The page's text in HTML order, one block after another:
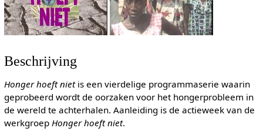
Beschrijving
Honger hoeft nietis een vierdelige programmaserie waarin
geprobeerd wordt de oorzaken voor het hongerprobleem in
de wereld te achterhalen. Aanleiding is de actieweek van de
werkgroep Honger hoeft niet.